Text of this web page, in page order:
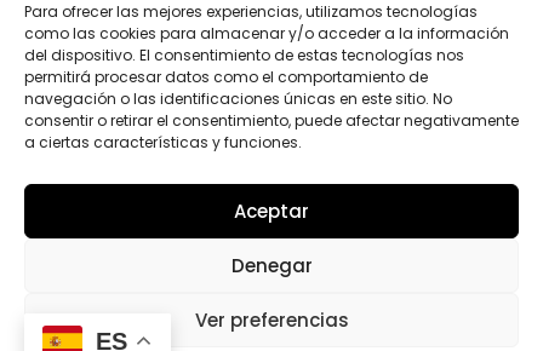
Para ofrecer las mejores experiencias, utilizamos tecnologías
como las cookies para almacenar y/o acceder a la información
del dispositivo. El consentimiento de estas tecnologías nos
permitirá procesar datos como el comportamiento de
navegación o las identificaciones únicas en este sitio. No
consentir o retirar el consentimiento, puede afectar negativamente
a ciertas características y funciones.
Aceptar
Denegar
Ver preferencias
Roma
ES